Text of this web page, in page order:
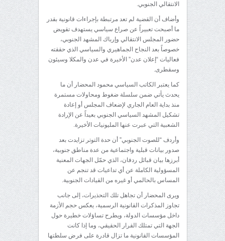
الانتقالي الجنوبي.
وأضاف أن القضية لم تعد مرتبطة بإجراءات قانونية بقدر
ما أصبحت تعبيراً عن صراع سياسي يستهدف تقويض
حضور المجلس الانتقالي وإرباك المشهد الجنوبي،
خصوصاً بعد النجاح الجماهيري والسياسي الذي حققته
فعاليات “إعلان عدن” الأخيرة في عدن والمكلا وسيئون
وسقطرى.
كما يعتبر الكاتب السياسي محمود المحضار أن ما
يحدث يأتي ضمن سلسلة ضغوط ومحاولات مستمرة
منذ بداية العام الجاري لإضعاف المجلس أو إعادة
تشكيل المشهد السياسي الجنوبي بعيداً عن الإرادة
الشعبية التي عبرت عنها المليونيات الأخيرة.
وأردف “للصوت الجنوبي” أن حدة التوتر تزايدت بعد
صدور بيانات قبلية واجتماعية من عدة مناطق جنوبية،
أبرزها بيان قبائل ردفان، الذي حمّل الجهات المعنية
المسؤولية الكاملة عن أي تداعيات قد تنجم عن
المساس بالحالمي أو غيره من القيادات الجنوبية.
ويرى المحضار أن تجاهل تلك التحذيرات، إلى جانب
تجاوز المذكرات القانونية الرسمية، يعكس حجم الأزمة
داخل مؤسسات الدولة، ويطرح تساؤلات خطيرة حول
الجهة التي تمتلك القرار الحقيقي، وما إذا كانت
المؤسسات القانونية ما تزال قادرة على فرض سلطتها